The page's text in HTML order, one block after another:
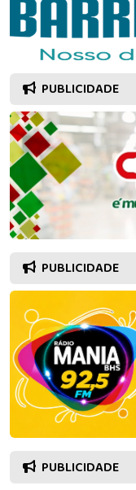
PUBLICIDADE
PUBLICIDADE
PUBLICIDADE